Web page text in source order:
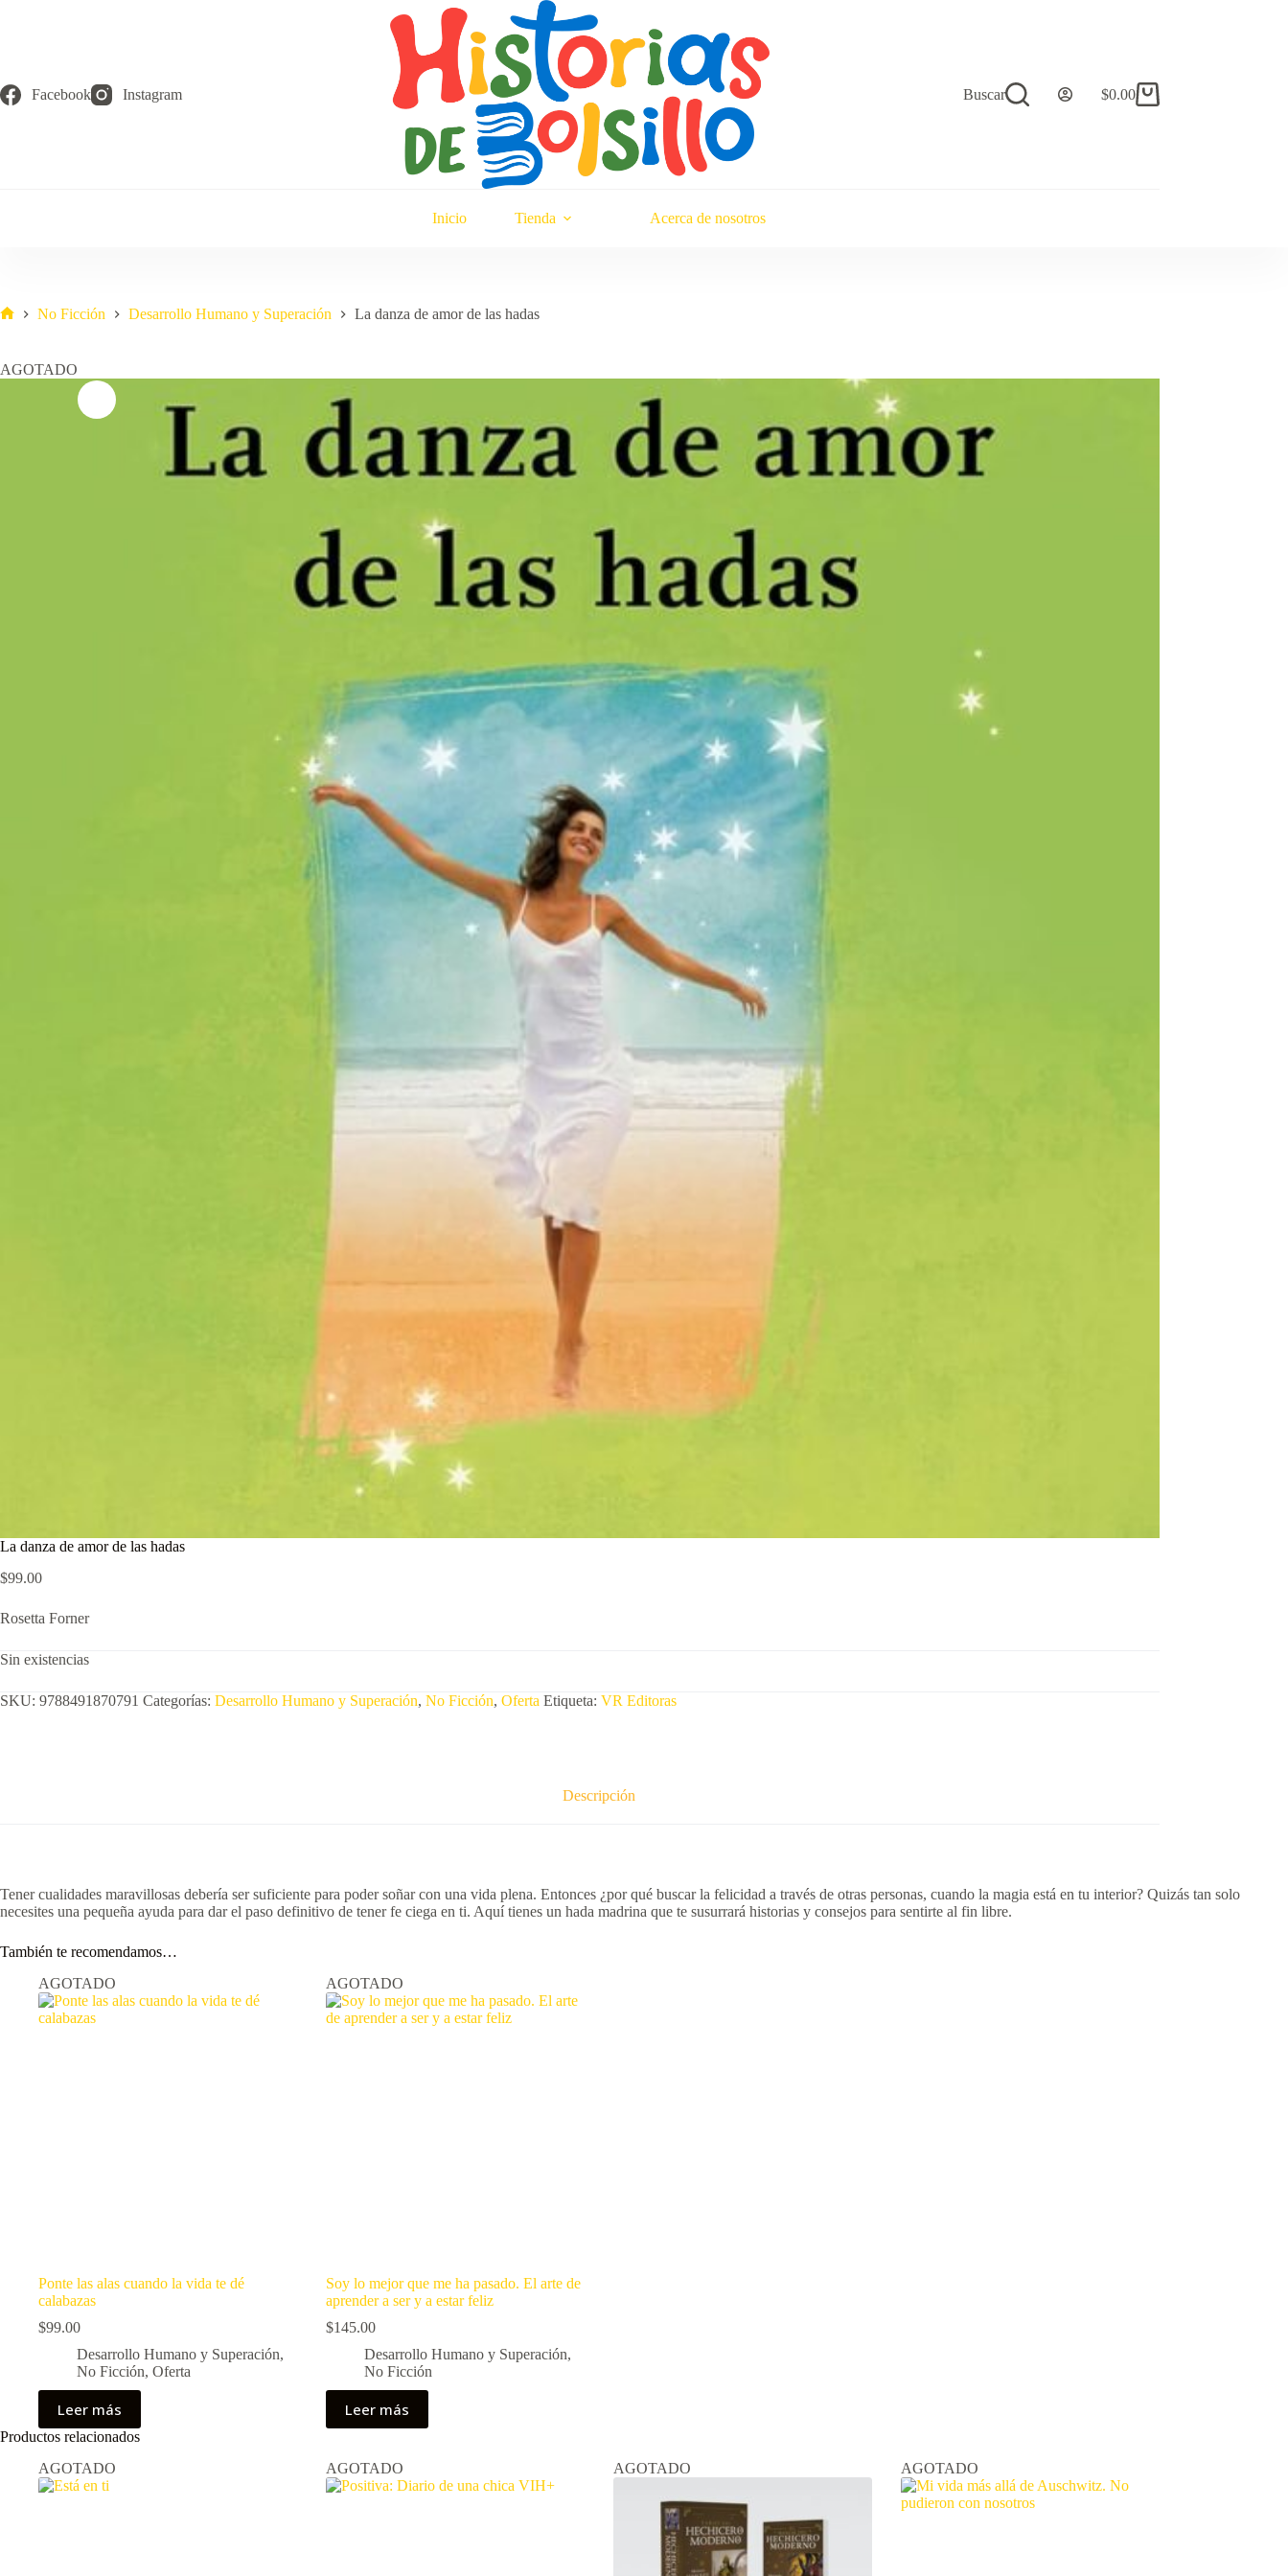
Facebook Instagram Buscar
Carro
$0.00
Inicio Tienda Acerca de nosotros
No Ficción Desarrollo Humano y Superación La danza de amor de las hadas
AGOTADO
La danza de amor de las hadas
$99.00
Rosetta Forner
Sin existencias
SKU: 9788491870791 Categorías: Desarrollo Humano y Superación, No Ficción, Oferta Etiqueta: VR Editoras
Descripción
Tener cualidades maravillosas debería ser suficiente para poder soñar con una vida plena. Entonces ¿por qué buscar la felicidad a través de otras personas, cuando la magia está en tu interior? Quizás tan solo
necesites una pequeña ayuda para dar el paso definitivo de tener fe ciega en ti. Aquí tienes un hada madrina que te susurrará historias y consejos para sentirte al fin libre.
También te recomendamos…
AGOTADO
Ponte las alas cuando la vida te dé
calabazas
$99.00
Desarrollo Humano y Superación,
No Ficción, Oferta
Leer más
AGOTADO
Soy lo mejor que me ha pasado. El arte de
aprender a ser y a estar feliz
$145.00
Desarrollo Humano y Superación,
No Ficción
Leer más
Productos relacionados
AGOTADO
AGOTADO AGOTADO AGOTADO